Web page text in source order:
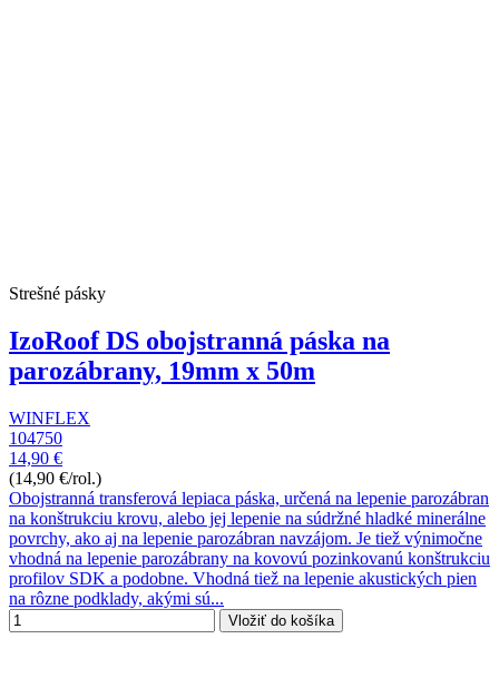
Strešné pásky
IzoRoof DS obojstranná páska na
parozábrany, 19mm x 50m
WINFLEX
104750
14,90 €
(14,90 €/rol.)
Obojstranná transferová lepiaca páska, určená na lepenie parozábran
na konštrukciu krovu, alebo jej lepenie na súdržné hladké minerálne
povrchy, ako aj na lepenie parozábran navzájom. Je tiež výnimočne
vhodná na lepenie parozábrany na kovovú pozinkovanú konštrukciu
profilov SDK a podobne. Vhodná tiež na lepenie akustických pien
na rôzne podklady, akými sú...
Vložiť do košíka